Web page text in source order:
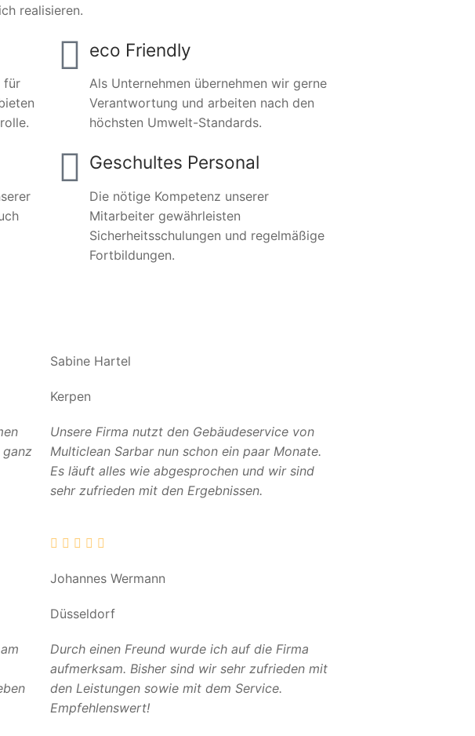
realisieren.
für
eco Friendly
Als Unternehmen übernehmen wir gerne
Verantwortung und arbeiten nach den
höchsten Umwelt-Standards.
Geschultes Personal
Die nötige Kompetenz unserer
Mitarbeiter gewährleisten
Sicherheitsschulungen und regelmäßige
Fortbildungen.
Sabine Hartel
Kerpen
Unsere Firma nutzt den Gebäudeservice von
Multiclean Sarbar nun schon ein paar Monate.
Es läuft alles wie abgesprochen und wir sind
sehr zufrieden mit den Ergebnissen.
Johannes Wermann
Düsseldorf
Durch einen Freund wurde ich auf die Firma
aufmerksam. Bisher sind wir sehr zufrieden mit
den Leistungen sowie mit dem Service.
Empfehlenswert!